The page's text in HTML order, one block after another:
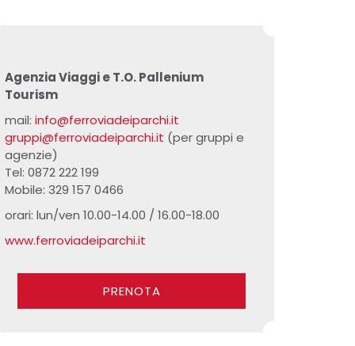
Agenzia Viaggi e T.O. Pallenium
Tourism
mail: info@ferroviadeiparchi.it
gruppi@ferroviadeiparchi.it (per gruppi e
agenzie)
Tel: 0872 222 199
Mobile: 329 157 0466
orari: lun/ven 10.00-14.00 / 16.00-18.00
www.ferroviadeiparchi.it
PRENOTA